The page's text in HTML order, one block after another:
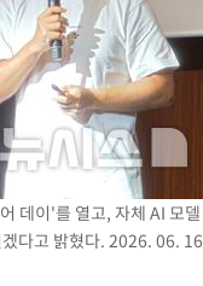
데이'를 열고, 자체 AI 모델
다고 밝혔다. 2026. 06. 16